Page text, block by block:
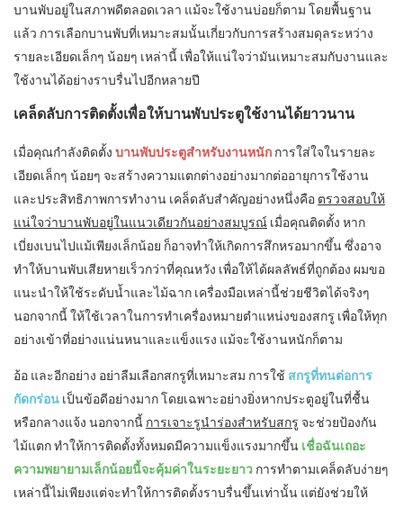
บานพับอยู่ในสภาพดีตลอดเวลา แม้จะใช้งานบ่อยก็ตาม โดยพื้นฐาน
แล้ว การเลือกบานพับที่เหมาะสมนั้นเกี่ยวกับการสร้างสมดุลระหว่าง
รายละเอียดเล็กๆ น้อยๆ เหล่านี้ เพื่อให้แน่ใจว่ามันเหมาะสมกับงานและ
ใช้งานได้อย่างราบรื่นไปอีกหลายปี
เคล็ดลับการติดตั้งเพื่อให้บานพับประตูใช้งานได้ยาวนาน
เมื่อคุณกำลังติดตั้ง บานพับประตูสำหรับงานหนัก การใส่ใจในรายละ
เอียดเล็กๆ น้อยๆ จะสร้างความแตกต่างอย่างมากต่ออายุการใช้งาน
และประสิทธิภาพการทำงาน เคล็ดลับสำคัญอย่างหนึ่งคือ ตรวจสอบให้
แน่ใจว่าบานพับอยู่ในแนวเดียวกันอย่างสมบูรณ์ เมื่อคุณติดตั้ง หาก
เบี่ยงเบนไปแม้เพียงเล็กน้อย ก็อาจทำให้เกิดการสึกหรอมากขึ้น ซึ่งอาจ
ทำให้บานพับเสียหายเร็วกว่าที่คุณหวัง เพื่อให้ได้ผลลัพธ์ที่ถูกต้อง ผมขอ
แนะนำให้ใช้ระดับน้ำและไม้ฉาก เครื่องมือเหล่านี้ช่วยชีวิตได้จริงๆ
นอกจากนี้ ให้ใช้เวลาในการทำเครื่องหมายตำแหน่งของสกรู เพื่อให้ทุก
อย่างเข้าที่อย่างแน่นหนาและแข็งแรง แม้จะใช้งานหนักก็ตาม
อ้อ และอีกอย่าง อย่าลืมเลือกสกรูที่เหมาะสม การใช้ สกรูที่ทนต่อการ
กัดกร่อน เป็นข้อดีอย่างมาก โดยเฉพาะอย่างยิ่งหากประตูอยู่ในที่ชื้น
หรือกลางแจ้ง นอกจากนี้ การเจาะรูนำร่องสำหรับสกรู จะช่วยป้องกัน
ไม้แตก ทำให้การติดตั้งทั้งหมดมีความแข็งแรงมากขึ้น เชื่อฉันเถอะ
ความพยายามเล็กน้อยนี้จะคุ้มค่าในระยะยาว การทำตามเคล็ดลับง่ายๆ
เหล่านี้ไม่เพียงแต่จะทำให้การติดตั้งราบรื่นขึ้นเท่านั้น แต่ยังช่วยให้